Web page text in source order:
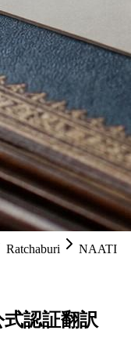
Ratchaburi
NAATI
認証翻訳